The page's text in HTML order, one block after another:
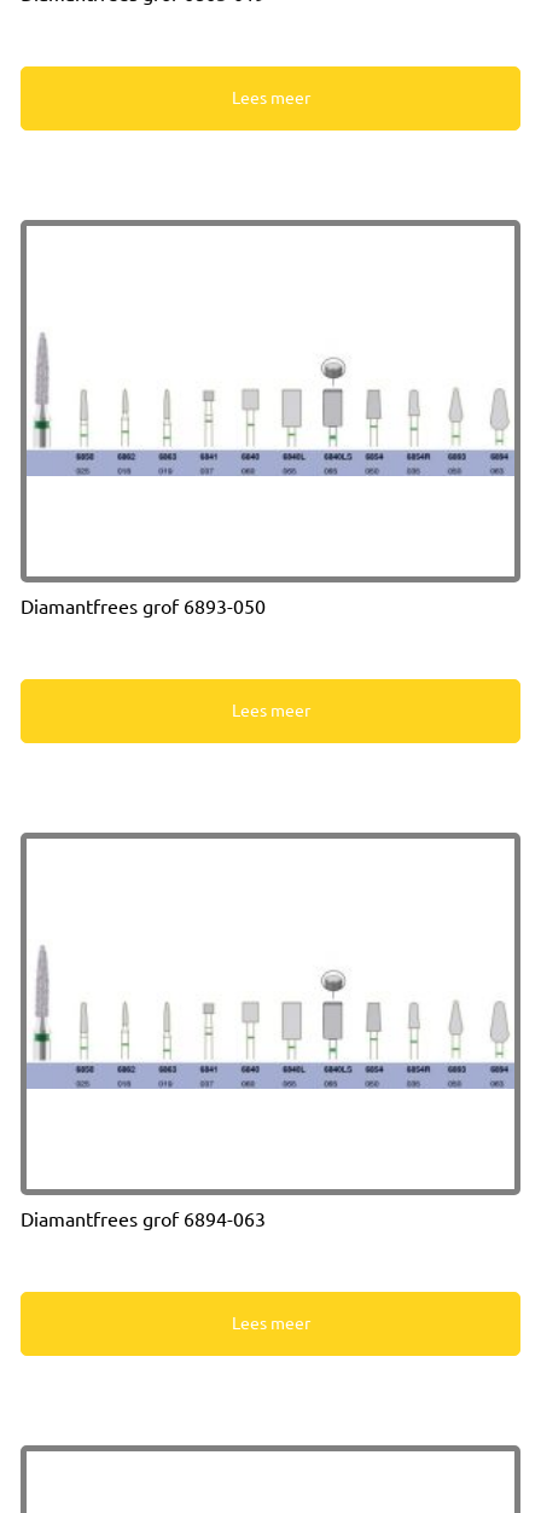
Lees meer
Diamantfrees grof 6893-050
Lees meer
Diamantfrees grof 6894-063
Lees meer